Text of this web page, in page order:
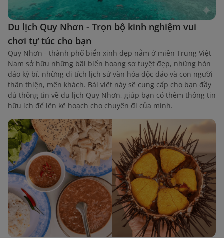
Du lịch Quy Nhơn - Trọn bộ kinh nghiệm vui
chơi tự túc cho bạn
Quy Nhơn - thành phố biển xinh đẹp nằm ở miền Trung Việt
Nam sở hữu những bãi biển hoang sơ tuyệt đẹp, những hòn
đảo kỳ bí, những di tích lịch sử văn hóa độc đáo và con người
thân thiện, mến khách. Bài viết này sẽ cung cấp cho bạn đầy
đủ thông tin về du lịch Quy Nhơn, giúp bạn có thêm thông tin
hữu ích để lên kế hoạch cho chuyến đi của mình.